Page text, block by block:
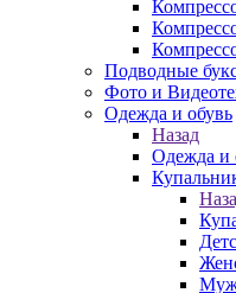
Подводные
Фото и
Одежда и обувь
Назад
Одежда и